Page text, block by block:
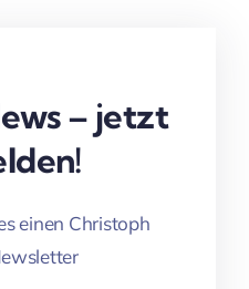
– jetzt
einen Christoph